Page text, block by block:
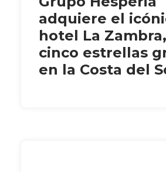
adquiere el
hotel La
cinco estrellas
en la Costa del